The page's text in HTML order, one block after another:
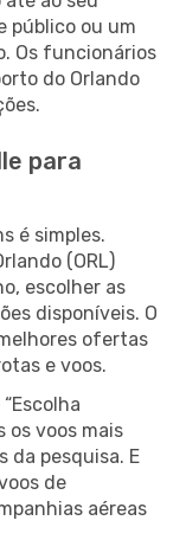
público ou um
Os funcionários
do Orlando
para
é simples.
(ORL)
escolher as
disponíveis. O
ofertas
e voos.
os voos mais
da pesquisa. E
de
aéreas